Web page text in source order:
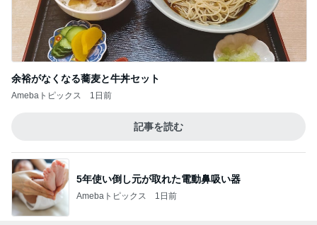
余裕がなくなる蕎麦と牛丼セット
Amebaトピックス 1日前
記事を読む
5年使い倒し元が取れた電動鼻吸い器
Amebaトピックス 1日前